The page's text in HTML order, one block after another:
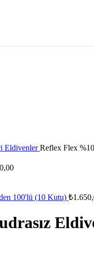
EldivenlerReflex Flex
100'lü (10 Kutu) ₺